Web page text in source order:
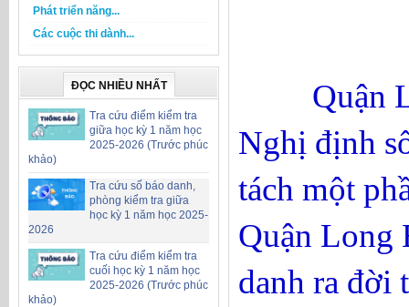
Phát triển năng...
Các cuộc thi dành...
ĐỌC NHIỀU NHẤT
Tra cứu điểm kiểm tra
giữa học kỳ 1 năm học
2025-2026 (Trước phúc
khảo)
Tra cứu số báo danh,
phòng kiểm tra giữa
học kỳ 1 năm học 2025-
2026
Tra cứu điểm kiểm tra
cuối học kỳ 1 năm học
2025-2026 (Trước phúc
khảo)
Quận
Nghị định
tách một
Quận Long
danh ra đời